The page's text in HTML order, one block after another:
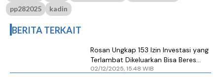
pp282025
kadin
BERITA TERKAIT
Rosan Ungkap 153 Izin Investasi yang
Terlambat Dikeluarkan Bisa Beres
Berkat PP 28/2025
02/12/2025, 15.48 WIB